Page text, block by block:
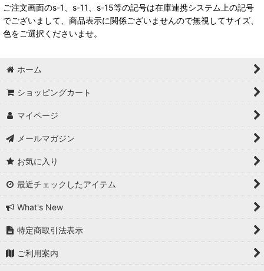
ご注文画面のs-1、s-11、s-15等の記号は在庫連携システム上の記号
でございまして、商品表示に関係ございませんので無視してサイズ、
色をご選択くださいませ。
ホーム
ショッピングカート
マイページ
メールマガジン
お気に入り
最近チェックしたアイテム
What's New
特定商取引法表示
ご利用案内